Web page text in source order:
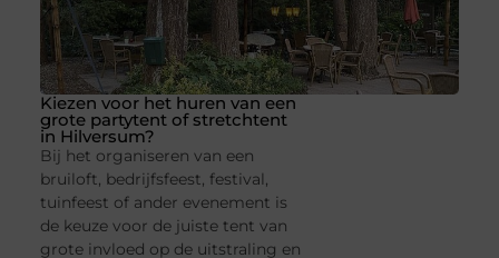
Kiezen voor het huren van een
grote partytent of stretchtent
in Hilversum?
Bij het organiseren van een
bruiloft, bedrijfsfeest, festival,
tuinfeest of ander evenement is
de keuze voor de juiste tent van
grote invloed op de uitstraling en